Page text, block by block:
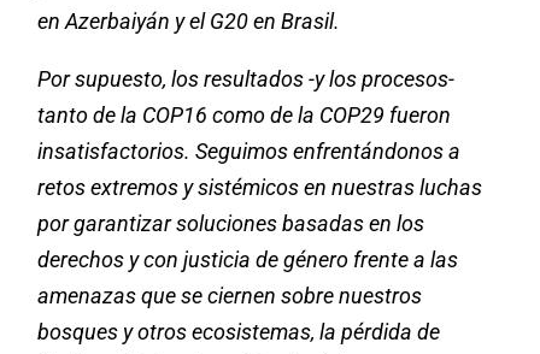
en Azerbaiyán y el G20 en Brasil.
Por supuesto, los resultados -y los procesos-
tanto de la COP16 como de la COP29 fueron
insatisfactorios. Seguimos enfrentándonos a
retos extremos y sistémicos en nuestras luchas
por garantizar soluciones basadas en los
derechos y con justicia de género frente a las
amenazas que se ciernen sobre nuestros
bosques y otros ecosistemas, la pérdida de